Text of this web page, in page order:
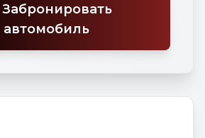
Забронировать
автомобиль